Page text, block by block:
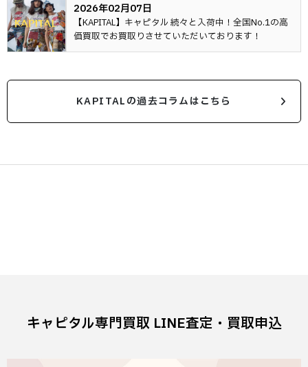
2026年02月07日
【KAPITAL】キャピタル 続々と入荷中！全国No.1の高
価買取でお買取りさせていただいております！
KAPITALの過去コラムはこちら
キャピタル専門買取 LINE査定・買取申込